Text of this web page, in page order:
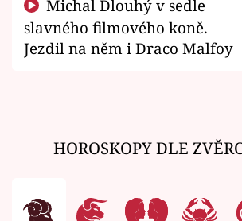
slavného filmového koně.
Jezdil na něm i Draco Malfoy
HOROSKOPY DLE